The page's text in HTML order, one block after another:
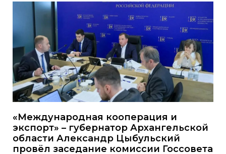
«Международная кооперация и
экспорт» – губернатор Архангельской
области Александр Цыбульский
провёл заседание комиссии Госсовета